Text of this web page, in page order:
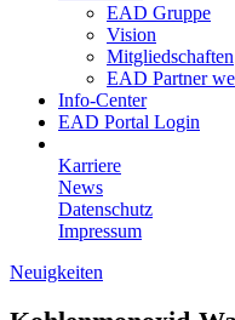
EAD Gruppe
Vision
Mitgliedschaften
EAD Partner
Info-Center
EAD Portal Login
Karriere
News
Datenschutz
Impressum
Neuigkeiten